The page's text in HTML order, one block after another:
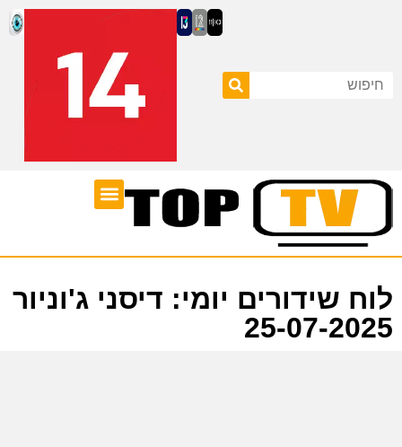
לוח שידורים יומי: דיסני ג'וניור
25-07-2025